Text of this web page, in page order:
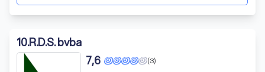
10.R.D.S. bvba
(3)
7,6